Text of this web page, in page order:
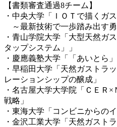
【書類審査通過8チーム】
・中央大学「ＩＯＴで描くガ
～最新技術で一歩踏み出す勇
・青山学院大学「大型天然ガ
タップシステム」」
・慶應義塾大学「「あいとら
・早稲田大学「天然ガストラ
レーションシップの醸成」
・名古屋大学大学院「ＣＥＲ
戦略」
・東海大学「コンビニからの
・金沢工業大学「天然ガスト